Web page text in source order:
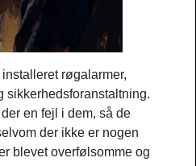
installeret røgalarmer,
sikkerhedsforanstaltning.
en fejl i dem, så de
der ikke er nogen
blevet overfølsomme og